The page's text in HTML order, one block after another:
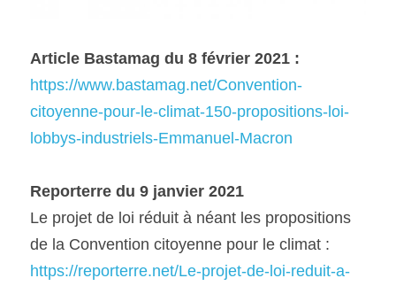
Article Bastamag du 8 février 2021 :
https://www.bastamag.net/Convention-
citoyenne-pour-le-climat-150-propositions-loi-
lobbys-industriels-Emmanuel-Macron
Reporterre du 9 janvier 2021
Le projet de loi réduit à néant les propositions
de la Convention citoyenne pour le climat :
https://reporterre.net/Le-projet-de-loi-reduit-a-